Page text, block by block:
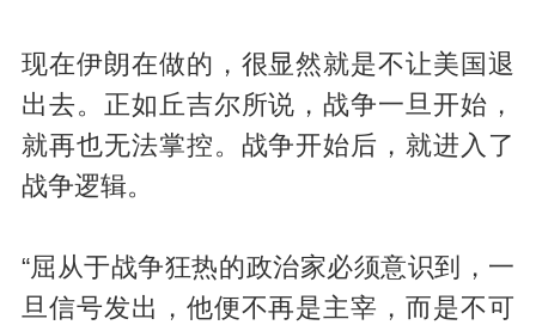
现在伊朗在做的，很显然就是不让美国退
出去。正如丘吉尔所说，战争一旦开始，
就再也无法掌控。战争开始后，就进入了
战争逻辑。
“屈从于战争狂热的政治家必须意识到，一
旦信号发出，他便不再是主宰，而是不可